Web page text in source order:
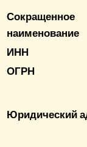
Сокращенное
наименование
ИНН
ОГРН
Юридический